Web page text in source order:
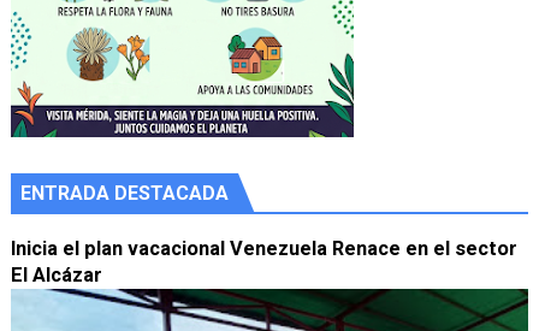
ENTRADA DESTACADA
Inicia el plan vacacional Venezuela Renace en el sector
El Alcázar